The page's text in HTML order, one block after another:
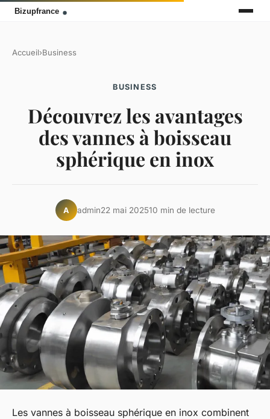
Accueil›Business
BUSINESS
Découvrez les avantages
des vannes à boisseau
sphérique en inox
A admin22 mai 202510 min de lecture
Les vannes à boisseau sphérique en inox combinent